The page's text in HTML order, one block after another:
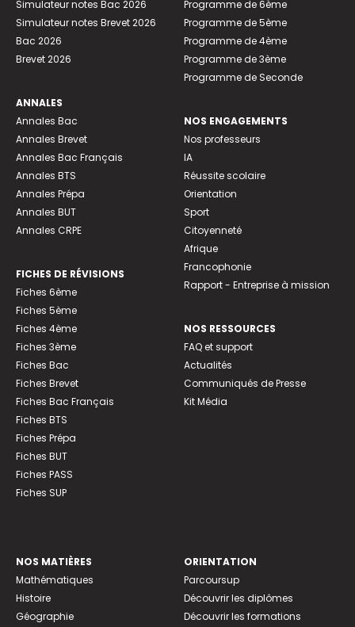
Simulateur notes Bac 2026
Simulateur notes Brevet 2026
Bac 2026
Brevet 2026
ANNALES
Annales Bac
Annales Brevet
Annales Bac Français
Annales BTS
Annales Prépa
Annales BUT
Annales CRPE
FICHES DE RÉVISIONS
Fiches 6ème
Fiches 5ème
Fiches 4ème
Fiches 3ème
Fiches Bac
Fiches Brevet
Fiches Bac Français
Fiches BTS
Fiches Prépa
Fiches BUT
Fiches PASS
Fiches SUP
Programme de 6ème
Programme de 5ème
Programme de 4ème
Programme de 3ème
Programme de Seconde
NOS ENGAGEMENTS
Nos professeurs
IA
Réussite scolaire
Orientation
Sport
Citoyenneté
Afrique
Francophonie
Rapport - Entreprise à mission
NOS RESSOURCES
FAQ et support
Actualités
Communiqués de Presse
Kit Média
NOS MATIÈRES
Mathématiques
Histoire
Géographie
ORIENTATION
Parcoursup
Découvrir les diplômes
Découvrir les formations